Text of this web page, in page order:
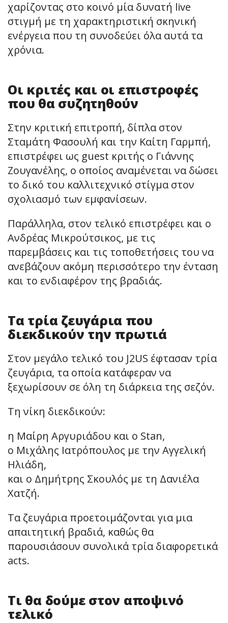
χαρίζοντας στο κοινό μία δυνατή live
στιγμή με τη χαρακτηριστική σκηνική
ενέργεια που τη συνοδεύει όλα αυτά τα
χρόνια.
Οι κριτές και οι επιστροφές
που θα συζητηθούν
Στην κριτική επιτροπή, δίπλα στον
Σταμάτη Φασουλή και την Καίτη Γαρμπή,
επιστρέφει ως guest κριτής ο Γιάννης
Ζουγανέλης, ο οποίος αναμένεται να δώσει
το δικό του καλλιτεχνικό στίγμα στον
σχολιασμό των εμφανίσεων.
Παράλληλα, στον τελικό επιστρέφει και ο
Ανδρέας Μικρούτσικος, με τις
παρεμβάσεις και τις τοποθετήσεις του να
ανεβάζουν ακόμη περισσότερο την ένταση
και το ενδιαφέρον της βραδιάς.
Τα τρία ζευγάρια που
διεκδικούν την πρωτιά
Στον μεγάλο τελικό του J2US έφτασαν τρία
ζευγάρια, τα οποία κατάφεραν να
ξεχωρίσουν σε όλη τη διάρκεια της σεζόν.
Τη νίκη διεκδικούν:
η Μαίρη Αργυριάδου και ο Stan,
ο Μιχάλης Ιατρόπουλος με την Αγγελική
Ηλιάδη,
και ο Δημήτρης Σκουλός με τη Δανιέλα
Χατζή.
Τα ζευγάρια προετοιμάζονται για μια
απαιτητική βραδιά, καθώς θα
παρουσιάσουν συνολικά τρία διαφορετικά
acts.
Τι θα δούμε στον αποψινό
τελικό